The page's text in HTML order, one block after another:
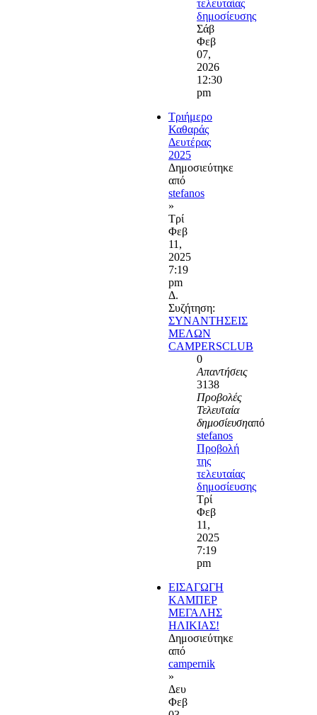
τελευταίας
δημοσίευσης
Σάβ
Φεβ
07,
2026
12:30
pm
Τριήμερο
Καθαράς
Δευτέρας
2025
Δημοσιεύτηκε
από
stefanos
»
Τρί
Φεβ
11,
2025
7:19
pm
Δ.
Συζήτηση:
ΣΥΝΑΝΤΗΣΕΙΣ
ΜΕΛΩΝ
CAMPERSCLUB
0
Απαντήσεις
3138
Προβολές
Τελευταία
δημοσίευσηαπό
stefanos
Προβολή
της
τελευταίας
δημοσίευσης
Τρί
Φεβ
11,
2025
7:19
pm
ΕΙΣΑΓΩΓΗ
ΚΑΜΠΕΡ
ΜΕΓΑΛΗΣ
ΗΛΙΚΙΑΣ!
Δημοσιεύτηκε
από
campernik
»
Δευ
Φεβ